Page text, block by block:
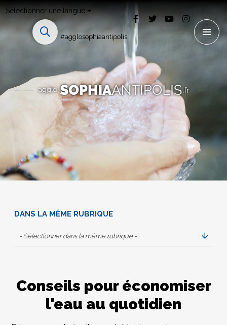
Sélectionner une langue
#agglosophiaantipolis
DANS LA MÊME RUBRIQUE
- Sélectionner dans la même rubrique -
Conseils pour économiser
l'eau au quotidien